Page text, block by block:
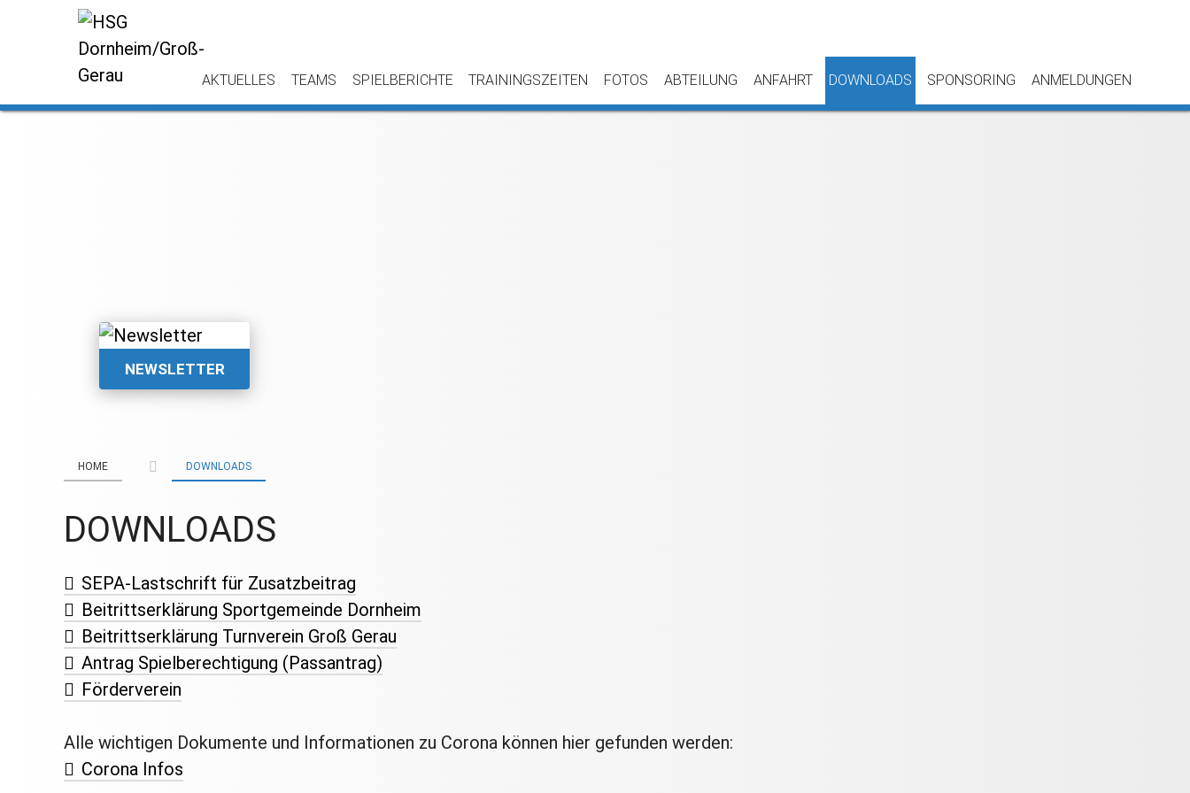
AKTUELLES TEAMS SPIELBERICHTE TRAININGSZEITEN FOTOS ABTEILUNG ANFAHRT DOWNLOADS SPONSORING ANMELDUNGEN
NEWSLETTER
HOME DOWNLOADS
DOWNLOADS
SEPA-Lastschrift für Zusatzbeitrag
Beitrittserklärung Sportgemeinde Dornheim
Beitrittserklärung Turnverein Groß Gerau
Antrag Spielberechtigung (Passantrag)
Förderverein
Alle wichtigen Dokumente und Informationen zu Corona können hier gefunden werden:
Corona Infos